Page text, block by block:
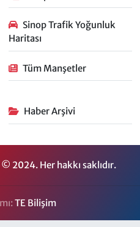
Sinop Trafik Yoğunluk
Haritası
Tüm Manşetler
Haber Arşivi
2024. Her hakkı saklıdır.
TE Bilişim